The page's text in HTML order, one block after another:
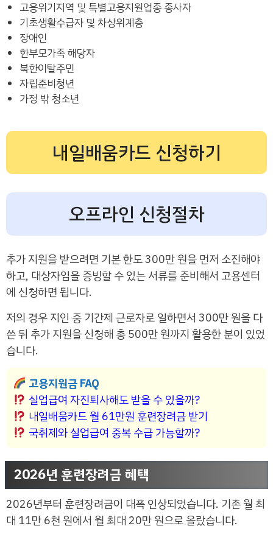
고용위기지역 및 특별고용지원업종 종사자
기초생활수급자 및 차상위계층
장애인
한부모가족 해당자
북한이탈주민
자립준비청년
가정 밖 청소년
내일배움카드 신청하기
오프라인 신청절차
추가 지원을 받으려면 기본 한도 300만 원을 먼저 소진해야
하고, 대상자임을 증빙할 수 있는 서류를 준비해서 고용센터
에 신청하면 됩니다.
저의 경우 지인 중 기간제 근로자로 일하면서 300만 원을 다
쓴 뒤 추가 지원을 신청해 총 500만 원까지 활용한 분이 있었
습니다.
고용지원금 FAQ
실업급여 자진퇴사해도 받을 수 있을까?
내일배움카드 월 61만원 훈련장려금 받기
국취제와 실업급여 중복 수급 가능할까?
2026년 훈련장려금 혜택
2026년부터 훈련장려금이 대폭 인상되었습니다. 기존 월 최
대 11만 6천 원에서 월 최대 20만 원으로 올랐습니다.